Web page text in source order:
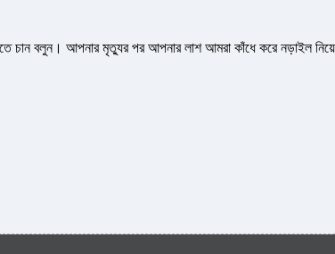
চান বলুন। আপনার মৃত্যুর পর আপনার লাশ আমরা কাঁধে করে নড়াইল নিয়ে